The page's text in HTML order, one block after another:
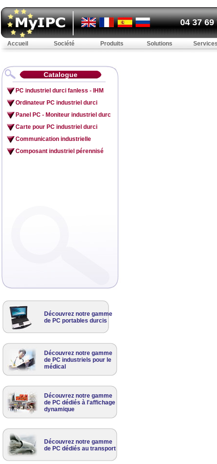
Catalogue
PC industriel durci fanless - IHM
Ordinateur PC industriel durci
Panel PC - Moniteur industriel durc
Carte pour PC industriel durci
Communication industrielle
Composant industriel pérennisé
Découvrez notre gamme
de PC portables durcis
Découvrez notre gamme
de PC industriels pour le
médical
Découvrez notre gamme
de PC dédiés à l'affichage
dynamique
Découvrez notre gamme
de PC dédiés au transport
Accueil Société Produits Solutions
04 37 69